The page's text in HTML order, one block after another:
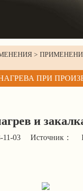
ПРИ
>
и
11-03 Источник：